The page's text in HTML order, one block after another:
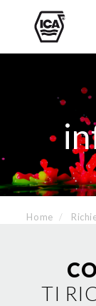
Home
TI